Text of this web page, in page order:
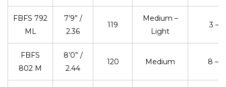
FBFS 792
ML
7’9” /
2.36
119
Medium –
Light
3 –
FBFS
802 M
8’0” /
2.44
120 Medium 8 –